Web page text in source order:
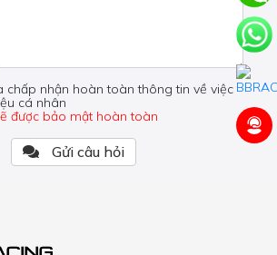
chấp nhận hoàn toàn thông tin về việc
cá nhân
được bảo mật hoàn toàn
Gửi câu hỏi